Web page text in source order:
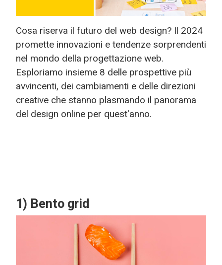
Cosa riserva il futuro del web design? Il 2024
promette innovazioni e tendenze sorprendenti
nel mondo della progettazione web.
Esploriamo insieme 8 delle prospettive più
avvincenti, dei cambiamenti e delle direzioni
creative che stanno plasmando il panorama
del design online per quest'anno.
1) Bento grid